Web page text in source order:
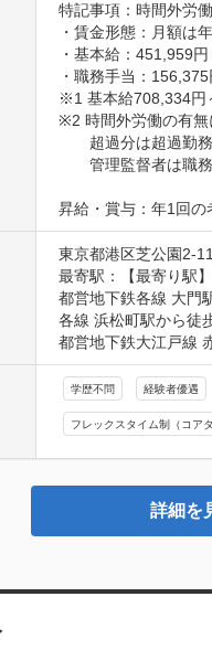
特記事項：時間外労
・賃金形態：月額は
・基本給：451,959
・職務手当：
※1 基本給708,334円
※2 時間外労働の有無
超過分は超過勤務
管理監督者は職務
昇給・賞与：年1回の
東京都港区芝公園2-
最寄駅：【最寄り駅
都営地下鉄各線 大門
各線 浜松町駅から徒
都営地下鉄大江戸線
学歴不問 経験者優遇
フレックスタイム制（コア
詳細を